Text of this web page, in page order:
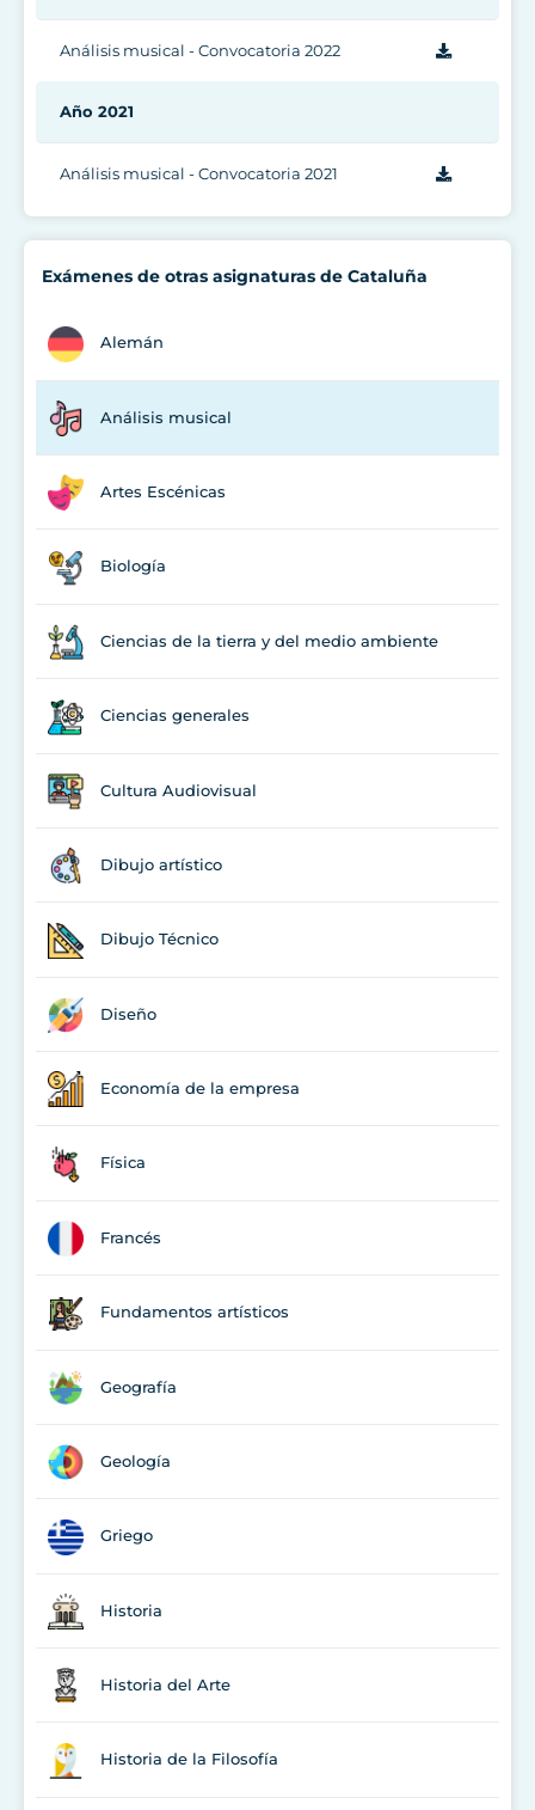
Exámenes de otras asignaturas de Cataluña
Alemán
Análisis musical
Artes Escénicas
Biología
Ciencias de la tierra y del medio ambiente
Ciencias generales
Cultura Audiovisual
Dibujo artístico
Dibujo Técnico
Diseño
Economía de la empresa
Física
Francés
Fundamentos artísticos
Geografía
Geología
Griego
Historia
Historia del Arte
Historia de la Filosofía
Análisis musical - Convocatoria 2022
Año 2021
Análisis musical - Convocatoria 2021